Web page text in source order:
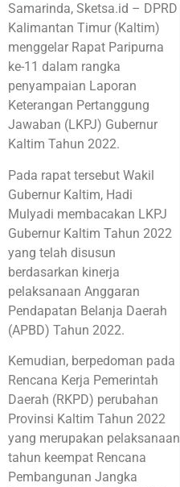
Samarinda, Sketsa.id – DPRD
Kalimantan Timur (Kaltim)
menggelar Rapat Paripurna
ke-11 dalam rangka
penyampaian Laporan
Keterangan Pertanggung
Jawaban (LKPJ) Gubernur
Kaltim Tahun 2022.
Pada rapat tersebut Wakil
Gubernur Kaltim, Hadi
Mulyadi membacakan LKPJ
Gubernur Kaltim Tahun 2022
yang telah disusun
berdasarkan kinerja
pelaksanaan Anggaran
Pendapatan Belanja Daerah
(APBD) Tahun 2022.
Kemudian, berpedoman pada
Rencana Kerja Pemerintah
Daerah (RKPD) perubahan
Provinsi Kaltim Tahun 2022
yang merupakan pelaksanaan
tahun keempat Rencana
Pembangunan Jangka